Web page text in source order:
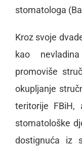
stomatologa
Kroz svoje
kao
promoviše
okupljanje
teritorije FBiH,
stomatološke
dostignuća iz